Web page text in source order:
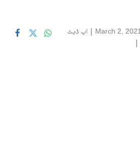
March 2,
| اپ ڈیٹ
|